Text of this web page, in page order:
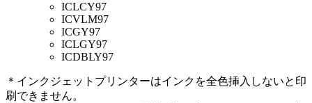
ICLCY97
ICVLM97
ICGY97
ICLGY97
ICDBLY97
＊インクジェットプリンターはインクを全色挿入しないと印
刷できません。